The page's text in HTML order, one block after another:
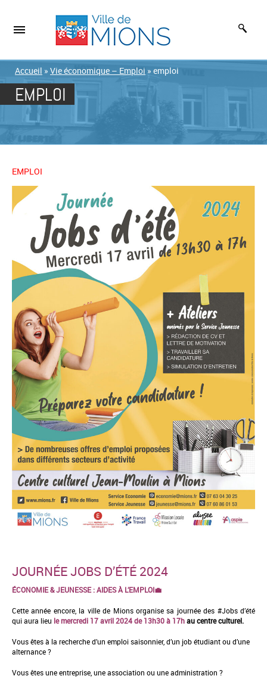
Accueil » Vie économique – Emploi » emploi
EMPLOI
EMPLOI
JOURNÉE JOBS D’ÉTÉ 2024
ÉCONOMIE & JEUNESSE : AIDES À L’EMPLOI💼
Cette année encore, la ville de Mions organise sa journée des #Jobs d’été
qui aura lieu le mercredi 17 avril 2024 de 13h30 à 17hau centre culturel.
Vous êtes à la recherche d’un emploi saisonnier, d’un job étudiant ou d’une
alternance ?
Vous êtes une entreprise, une association ou une administration ?